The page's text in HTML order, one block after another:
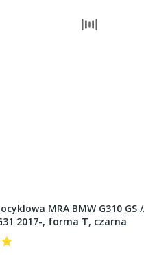
MRA BMW G310 GS /
2017-, forma T, czarna